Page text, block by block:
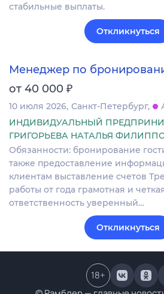
стабильные выплаты.
Откликнуться
Менеджер по
от 40 000 ₽
10 июля 2026 Санкт-Петербург
ИНДИВИДУАЛЬНЫЙ
ГРИГОРЬЕВА НАТАЛЬЯ
Обязанности: бронирование
также предоставление
клиентам выставление счетов
работы от года грамотная и
ответственность уверенный…
Откликнуться
18+